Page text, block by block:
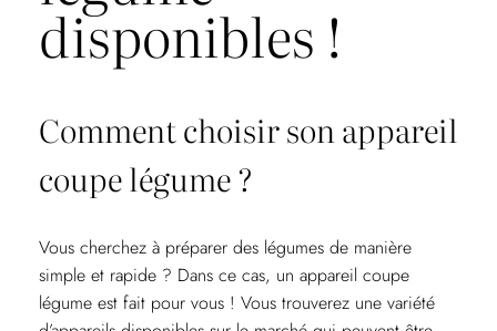
disponibles !
Comment choisir son appareil
coupe légume ?
Vous cherchez à préparer des légumes de manière
simple et rapide ? Dans ce cas, un appareil coupe
légume est fait pour vous ! Vous trouverez une variété